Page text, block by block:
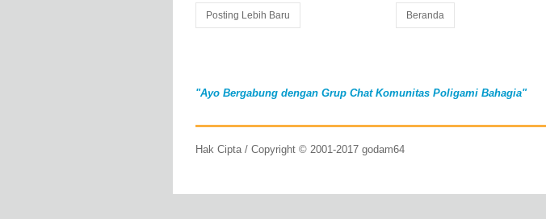
Posting Lebih Baru Beranda
"Ayo Bergabung dengan Grup Chat Komunitas Poligami Bahagia"
Hak Cipta / Copyright © 2001-2017 godam64